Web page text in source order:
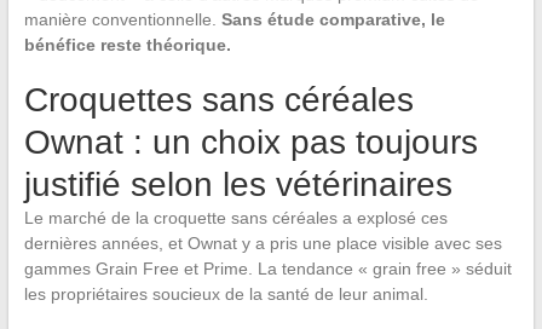
manière conventionnelle. Sans étude comparative, le
bénéfice reste théorique.
Croquettes sans céréales
Ownat : un choix pas toujours
justifié selon les vétérinaires
Le marché de la croquette sans céréales a explosé ces
dernières années, et Ownat y a pris une place visible avec ses
gammes Grain Free et Prime. La tendance « grain free » séduit
les propriétaires soucieux de la santé de leur animal.